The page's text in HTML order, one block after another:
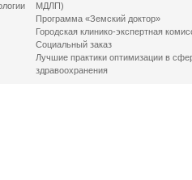
МДЛП)
Программа «Земский доктор»
Городская клинико-экспертная
Социальный заказ
Лучшие практики оптимизации в
здравоохранения